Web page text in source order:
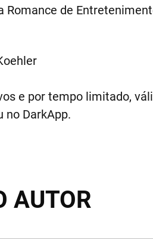
Romance de
e por tempo limitado,
no DarkApp.
AUTOR